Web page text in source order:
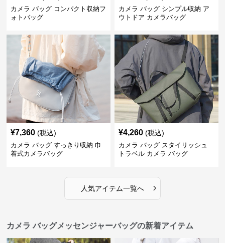
カメラ バッグ コンパクト収納フ
ォトバッグ
カメラ バッグ シンプル収納 ア
ウトドア カメラバッグ
¥7,360 (税込)
カメラ バッグ すっきり収納 巾
着式カメラバッグ
¥4,260 (税込)
カメラ バッグ スタイリッシュ
トラベル カメラ バッグ
人気アイテム一覧へ ›
カメラ バッグメッセンジャーバッグの新着アイテム